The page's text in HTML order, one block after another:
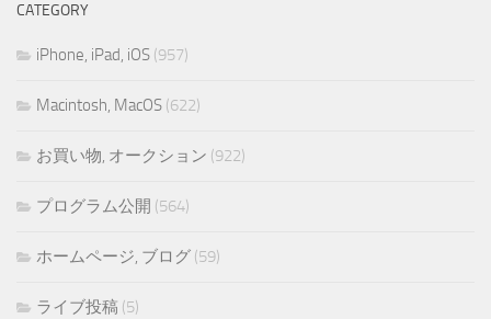
CATEGORY
iPhone, iPad, iOS (957)
Macintosh, MacOS (622)
お買い物, オークション (922)
プログラム公開 (564)
ホームページ, ブログ (59)
ライブ投稿 (5)